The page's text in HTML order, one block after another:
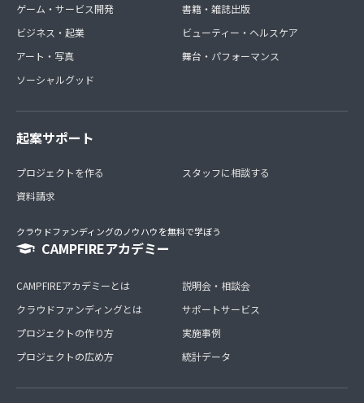
ゲーム・サービス開発
ビジネス・起業
アート・写真
ソーシャルグッド
書籍・雑誌出版
ビューティー・ヘルスケア
舞台・パフォーマンス
起案サポート
プロジェクトを作る
資料請求
スタッフに相談する
クラウドファンディングのノウハウを無料で学ぼう
CAMPFIREアカデミー
CAMPFIREアカデミーとは
クラウドファンディングとは
プロジェクトの作り方
プロジェクトの広め方
説明会・相談会
サポートサービス
実施事例
統計データ